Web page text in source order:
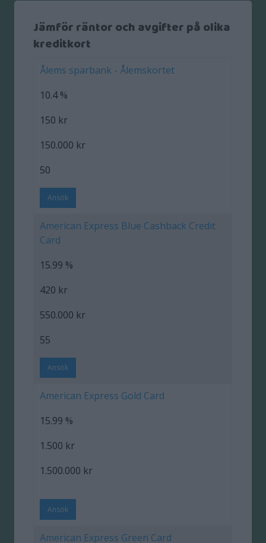
Jämför räntor och avgifter på olika
kreditkort
Ålems sparbank - Ålemskortet
10.4 %
150 kr
150.000 kr
50
Ansök
American Express Blue Cashback Credit
Card
15.99 %
420 kr
550.000 kr
55
Ansök
American Express Gold Card
15.99 %
1.500 kr
1.500.000 kr
Ansök
American Express Green Card